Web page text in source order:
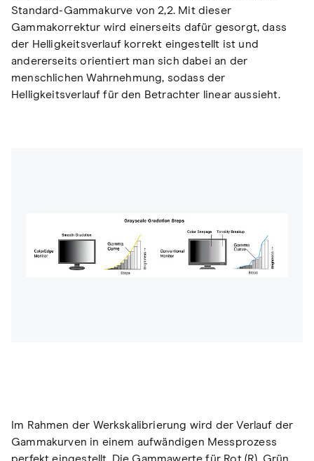
Standard-Gammakurve von 2,2. Mit dieser
Gammakorrektur wird einerseits dafür gesorgt, dass
der Helligkeitsverlauf korrekt eingestellt ist und
andererseits orientiert man sich dabei an der
menschlichen Wahrnehmung, sodass der
Helligkeitsverlauf für den Betrachter linear aussieht.
Im Rahmen der Werkskalibrierung wird der Verlauf der
Gammakurven in einem aufwändigen Messprozess